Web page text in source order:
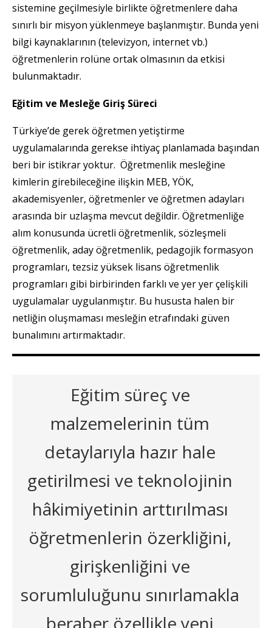
sistemine geçilmesiyle birlikte öğretmenlere daha
sınırlı bir misyon yüklenmeye başlanmıştır. Bunda yeni
bilgi kaynaklarının (televizyon, internet vb.)
öğretmenlerin rolüne ortak olmasının da etkisi
bulunmaktadır.
Eğitim ve Mesleğe Giriş Süreci
Türkiye’de gerek öğretmen yetiştirme
uygulamalarında gerekse ihtiyaç planlamada başından
beri bir istikrar yoktur. Öğretmenlik mesleğine
kimlerin girebileceğine ilişkin MEB, YÖK,
akademisyenler, öğretmenler ve öğretmen adayları
arasında bir uzlaşma mevcut değildir. Öğretmenliğe
alım konusunda ücretli öğretmenlik, sözleşmeli
öğretmenlik, aday öğretmenlik, pedagojik formasyon
programları, tezsiz yüksek lisans öğretmenlik
programları gibi birbirinden farklı ve yer yer çelişkili
uygulamalar uygulanmıştır. Bu hususta halen bir
netliğin oluşmaması mesleğin etrafındaki güven
bunalımını artırmaktadır.
Eğitim süreç ve
malzemelerinin tüm
detaylarıyla hazır hale
getirilmesi ve teknolojinin
hâkimiyetinin arttırılması
öğretmenlerin özerkliğini,
girişkenliğini ve
sorumluluğunu sınırlamakla
beraber özellikle yeni